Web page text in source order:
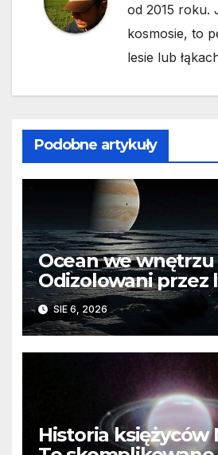
od 2015 roku.
kosmosie, to
lesie lub
Podobne artykuły
Ocean we wnętrzu
Odizolowani przez
barierę
SIE 6, 2026
Historia księżyców